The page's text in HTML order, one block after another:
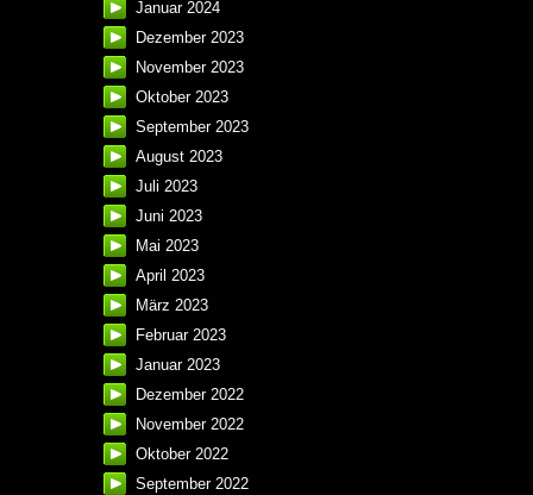
Januar 2024
Dezember 2023
November 2023
Oktober 2023
September 2023
August 2023
Juli 2023
Juni 2023
Mai 2023
April 2023
März 2023
Februar 2023
Januar 2023
Dezember 2022
November 2022
Oktober 2022
September 2022